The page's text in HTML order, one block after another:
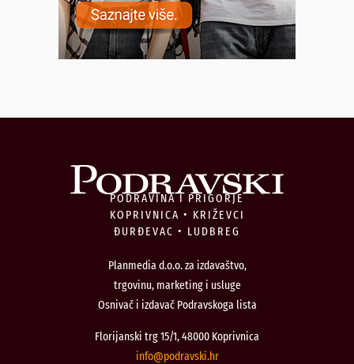
PODRAVINA I PRIGORJE
KOPRIVNICA • KRIŽEVCI
ĐURĐEVAC • LUDBREG
Planmedia d.o.o. za izdavaštvo,
trgovinu, marketing i usluge
Osnivač i izdavač Podravskoga lista
Florijanski trg 15/1, 48000 Koprivnica
rh.iksvardop
@ofni